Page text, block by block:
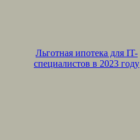
Льготная ипотека для IT-
специалистов в 2023 году